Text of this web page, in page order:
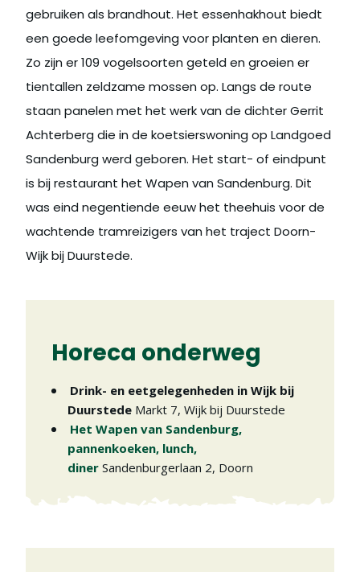
gebruiken als brandhout. Het essenhakhout biedt
een goede leefomgeving voor planten en dieren.
Zo zijn er 109 vogelsoorten geteld en groeien er
tientallen zeldzame mossen op. Langs de route
staan panelen met het werk van de dichter Gerrit
Achterberg die in de koetsierswoning op Landgoed
Sandenburg werd geboren. Het start- of eindpunt
is bij restaurant het Wapen van Sandenburg. Dit
was eind negentiende eeuw het theehuis voor de
wachtende tramreizigers van het traject Doorn-
Wijk bij Duurstede.
Horeca onderweg
Drink- en eetgelegenheden in Wijk bij
Duurstede Markt 7, Wijk bij Duurstede
Het Wapen van Sandenburg,
pannenkoeken, lunch,
diner Sandenburgerlaan 2, Doorn